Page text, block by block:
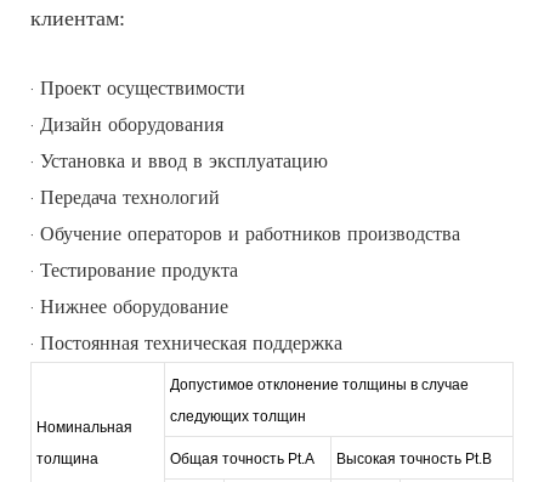
клиентам:
· Проект осуществимости
· Дизайн оборудования
· Установка и ввод в эксплуатацию
· Передача технологий
· Обучение операторов и работников производства
· Тестирование продукта
· Нижнее оборудование
· Постоянная техническая поддержка
Номинальная
толщина
Допустимое отклонение толщины в случае
следующих толщин
Общая точность Pt.A Высокая точность Pt.B